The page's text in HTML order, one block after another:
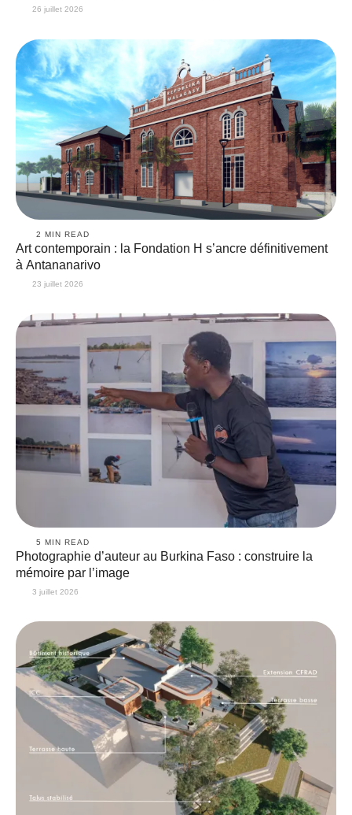
26 juillet 2026
2 MIN READ
Art contemporain : la Fondation H s’ancre définitivement
à Antananarivo
23 juillet 2026
5 MIN READ
Photographie d’auteur au Burkina Faso : construire la
mémoire par l’image
3 juillet 2026